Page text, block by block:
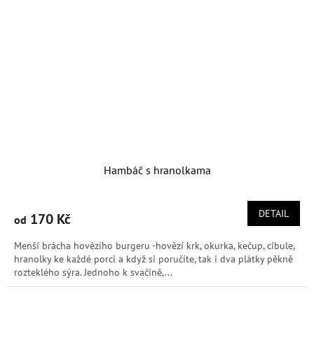
Hambáč s hranolkama
od 170 Kč DETAIL
Menší brácha hovězího burgeru -hovězí krk, okurka, kečup, cibule,
hranolky ke každé porci a když si poručíte, tak i dva plátky pěkně
rozteklého sýra. Jednoho k svačině,...